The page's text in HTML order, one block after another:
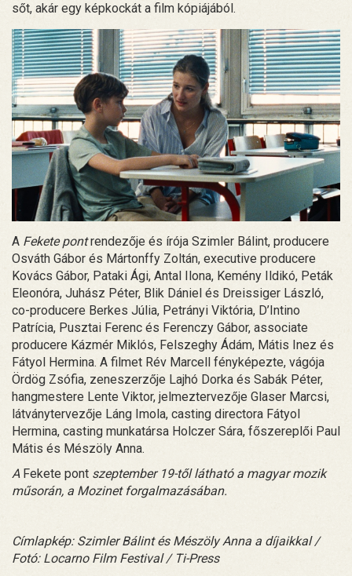
sőt, akár egy képkockát a film kópiájából.
A Fekete pontrendezője és írója Szimler Bálint, producere
Osváth Gábor és Mártonffy Zoltán, executive producere
Kovács Gábor, Pataki Ági, Antal Ilona, Kemény Ildikó, Peták
Eleonóra, Juhász Péter, Blik Dániel és Dreissiger László,
co-producere Berkes Júlia, Petrányi Viktória, D’Intino
Patrícia, Pusztai Ferenc és Ferenczy Gábor, associate
producere Kázmér Miklós, Felszeghy Ádám, Mátis Inez és
Fátyol Hermina. A filmet Rév Marcell fényképezte, vágója
Ördög Zsófia, zeneszerzője Lajhó Dorka és Sabák Péter,
hangmestere Lente Viktor, jelmeztervezője Glaser Marcsi,
látványtervezője Láng Imola, casting directora Fátyol
Hermina, casting munkatársa Holczer Sára, főszereplői Paul
Mátis és Mészöly Anna.
A Fekete pont szeptember 19-től látható a magyar mozik
műsorán, a Mozinet forgalmazásában.
Címlapkép: Szimler Bálint és Mészöly Anna a díjaikkal /
Fotó: Locarno Film Festival / Ti-Press